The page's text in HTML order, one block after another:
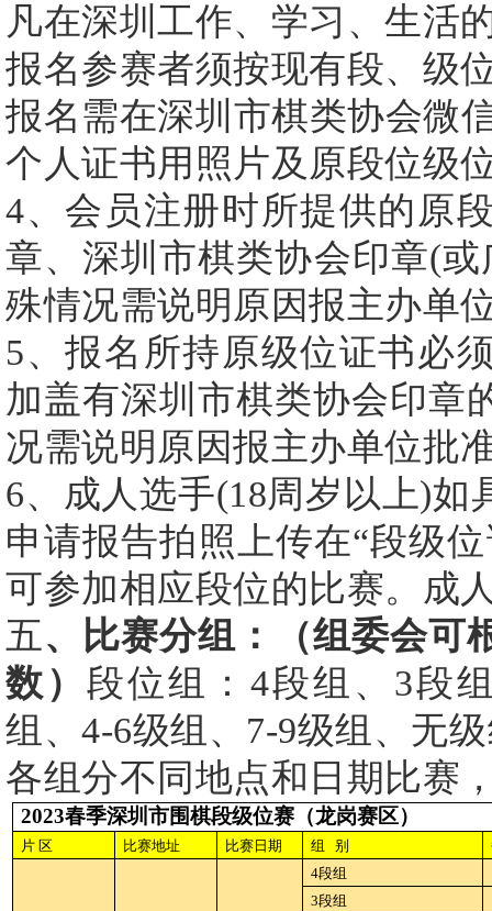
凡在深圳工作、学习、生活
报名参赛者须按现有段、级
报名需在深圳市棋类协会微
个人证书用照片及原段位级
4、会员注册时所提供的原
章、深圳市棋类协会印章(
殊情况需说明原因报主办单
5、报名所持原级位证书必
加盖有深圳市棋类协会印章
况需说明原因报主办单位批
6、成人选手(18周岁以上)
申请报告拍照上传在“段级
可参加相应段位的比赛。成
五、比赛分组：（组委会可
数）段位组： 4段组、3段
组、4-6级组、7-9级组、无
各组分不同地点和日期比赛
2023春季深圳市围棋段级位赛（龙岗赛区）
片 区 比赛地址 比赛日期 组 别
4段组
3段组